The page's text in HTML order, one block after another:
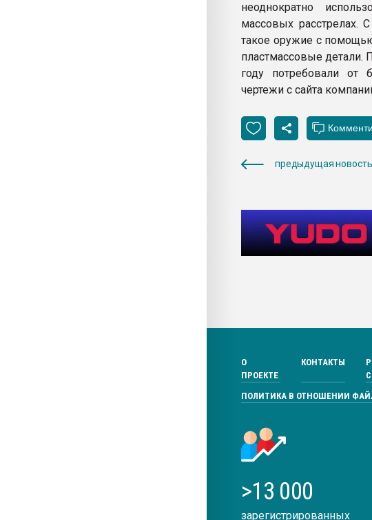
неоднократно
массовых
такое оружие с
пластмассовые детали.
году потребовали от
чертежи с сайта
предыдущая новость
О
ПРОЕКТЕ
КОНТАКТЫ
ПОЛИТИКА В ОТНОШЕНИИ
>13 000
зарегистрированных